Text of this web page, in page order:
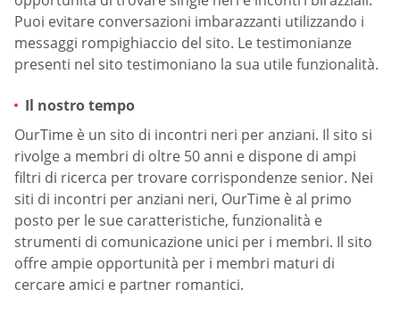
Puoi evitare conversazioni imbarazzanti utilizzando i
messaggi rompighiaccio del sito. Le testimonianze
presenti nel sito testimoniano la sua utile funzionalità.
Il nostro tempo
OurTime è un sito di incontri neri per anziani. Il sito si
rivolge a membri di oltre 50 anni e dispone di ampi
filtri di ricerca per trovare corrispondenze senior. Nei
siti di incontri per anziani neri, OurTime è al primo
posto per le sue caratteristiche, funzionalità e
strumenti di comunicazione unici per i membri. Il sito
offre ampie opportunità per i membri maturi di
cercare amici e partner romantici.